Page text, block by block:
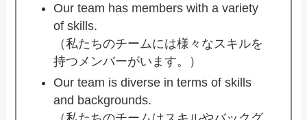
Our team has members with a variety
of skills.
（私たちのチームには様々なスキルを
持つメンバーがいます。）
Our team is diverse in terms of skills
and backgrounds.